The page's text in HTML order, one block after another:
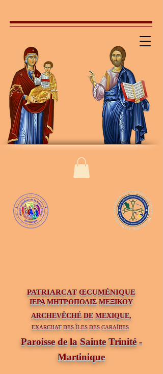
PATRIARCAT ŒCUMÉNIQUE
ΙΕΡΑ ΜΗΤΡΟΠΟΛΙΣ ΜΕΞΙΚΟΥ
ARCHEVÊCHÉ DE MEXIQUE,
EXARCHAT DES ÎLES DES CARAÏBES
Paroisse de la Sainte Trinité -
Martinique